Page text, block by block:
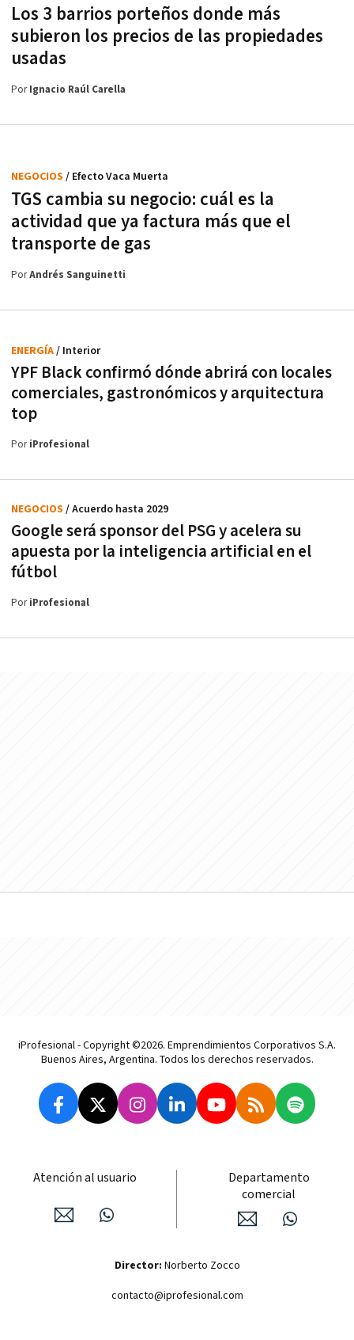
Los 3 barrios porteños donde más
subieron los precios de las propiedades
usadas
PorIgnacio Raúl Carella
TGS cambia su negocio: cuál es la
actividad que ya factura más que el
transporte de gas
NEGOCIOS / Efecto Vaca Muerta
PorAndrés Sanguinetti
YPF Black confirmó dónde abrirá con locales
comerciales, gastronómicos y arquitectura
top
ENERGÍA/ Interior
PoriProfesional
Google será sponsor del PSG y acelera su
apuesta por la inteligencia artificial en el
fútbol
NEGOCIOS / Acuerdo hasta 2029
PoriProfesional
iProfesional - Copyright ©2026. Emprendimientos Corporativos S.A.
Buenos Aires, Argentina. Todos los derechos reservados.
Atención al usuario
Departamento
comercial
Director: Norberto Zocco
contacto@iprofesional.com